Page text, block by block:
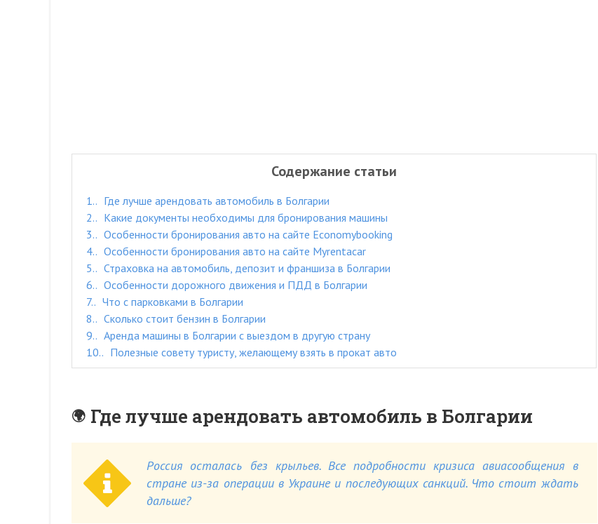
Содержание статьи
1.
Где лучше арендовать автомобиль в Болгарии
2.
Какие документы необходимы для бронирования машины
3.
Особенности бронирования авто на сайте Economybooking
4.
Особенности бронирования авто на сайте Myrentacar
5.
Страховка на автомобиль, депозит и франшиза в Болгарии
6.
Особенности дорожного движения и ПДД в Болгарии
7.
Что с парковками в Болгарии
8.
Сколько стоит бензин в Болгарии
9.
Аренда машины в Болгарии с выездом в другую страну
10.
Полезные совету туристу, желающему взять в прокат авто
Где лучше арендовать автомобиль в Болгарии
Россия осталась без крыльев. Все подробности кризиса авиасообщения в
стране из-за операции в Украине и последующих санкций. Что стоит ждать
дальше?